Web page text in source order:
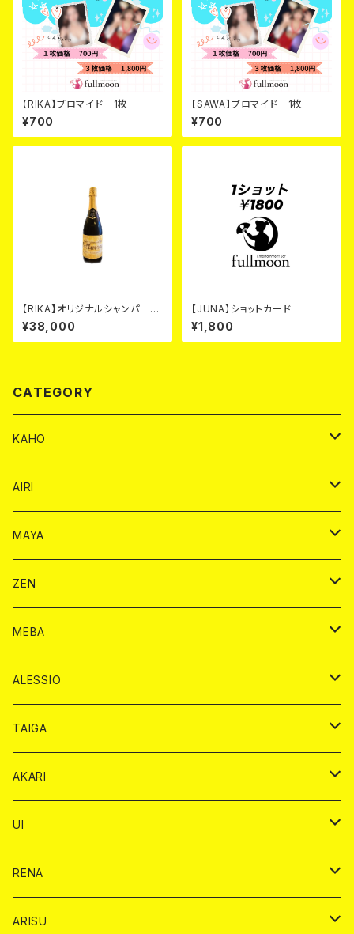
【RIKA】ブロマイド 1枚
¥700
【SAWA】ブロマイド 1枚
¥700
【RIKA】オリジナルシャンパ ゴ
ールド カード
¥38,000
【JUNA】ショットカード
¥1,800
CATEGORY
KAHO
シャンパンカード
モエシャンドン カード
ヴーヴクリコ カード
BAIKA カード
ノーマル カード
プレミアム カード
ドリンク カード
１ドリンクカード
ショット
チェキ カード
チェキ １５００円
AIRI
シャンパン カード
モエシャンドン カード
ヴーヴクリコ カード
BAIKA カード
ノーマル カード
プレミアム カード
ドリンク カード
１ドリンク カード
ショット
チェキ カード
チェキ １５００円
MAYA
ドリンク
1ドリンク
ショット
チェキ
BAIKA
ZEN
ドリンク
シャンパン
ショット
チェキ
BAIKA
MEBA
ドリンク
シャンパンカード
ドリンクカード
チップ
チェキ
ALESSIO
ドリンク
シャンパン
1ドリンク
チップ
TAIGA
ドリンク
シャンパン
1ドリンク
チップ
AKARI
ドリンク
1ドリンク
ショット
UI
バイカ
ドリンク
RENA
バイカ
ARISU